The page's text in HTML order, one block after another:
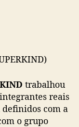
K
N
trabalhou
reais
definidos com a
o grupo